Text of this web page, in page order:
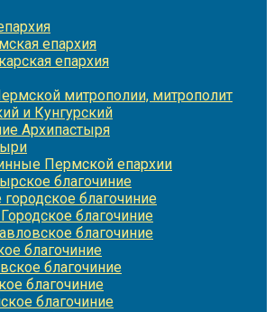
епархия
епархия
митрополии, митрополит
и Кунгурский
Архипастыря
Пермской епархии
благочиние
благочиние
благочиние
благочиние
благочиние
благочиние
благочиние
благочиние